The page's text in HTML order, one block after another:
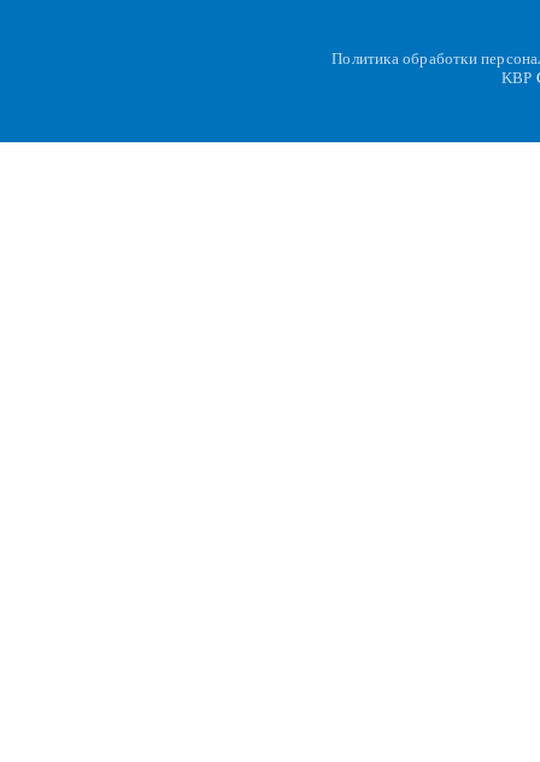
Политика обработки
KBP